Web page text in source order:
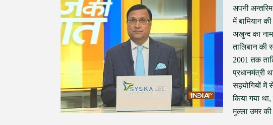
अपनी
में बामियान
अखुन्द का नाम
तालिबान की
2001 तक
प्रधानमंत्री
सहयोगियों में
किया गया
मुल्ला उमर की